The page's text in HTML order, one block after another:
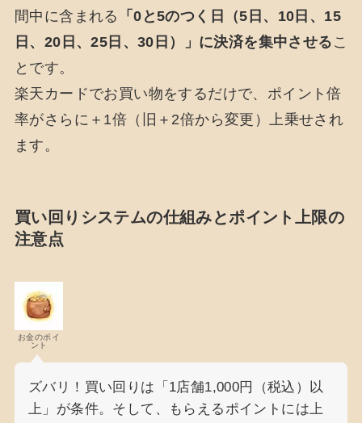
間中に含まれる
「0と5のつく日（5日、10日、15
日、20日、25日、30日）」に決済を集中させる こ
とです。
楽天カードでお買い物をするだけで、ポイント倍
率がさらに＋1倍（旧＋2倍から変更）上乗せされ
ます。
買い回りシステムの仕組みとポイント上限の
注意点
お金のポイ
ント
ズバリ！買い回りは「1店舗1,000円（税込）以
上」が条件。そして、もらえるポイントには上